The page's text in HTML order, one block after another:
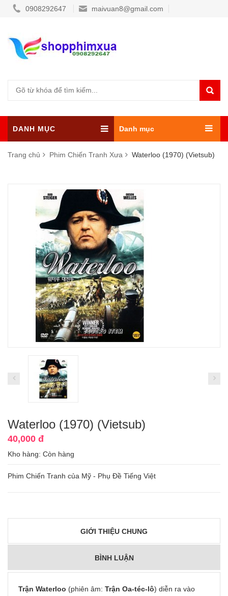
0908292647 maivuan8@gmail.com
DANH MỤC Danh mục
Trang chủ Phim Chiến Tranh Xưa Waterloo (1970) (Vietsub)
Waterloo (1970) (Vietsub)
40,000 đ
Kho hàng: Còn hàng
Phim Chiến Tranh của Mỹ - Phụ Đề Tiếng Việt
GIỚI THIỆU CHUNG
BÌNH LUẬN
Trận Waterloo (phiên âm: Trận Oa-téc-lô) diễn ra vào